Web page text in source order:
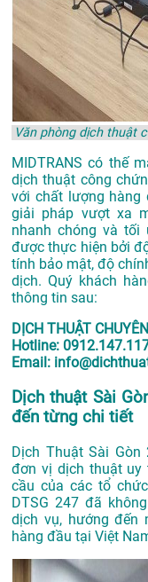
Văn phòng dịch thuật
MIDTRANS có thế
dịch thuật công
với chất lượng
giải pháp vượt xa
nhanh chóng và
được thực hiện bởi
tính bảo mật, độ
dịch. Quý khách
thông tin sau:
DỊCH THUẬT
Hotline:
Email:
Dịch thuật Sài
đến từng chi tiết
Dịch Thuật Sài
đơn vị dịch thuật uy
cầu của các tổ
DTSG 247 đã
dịch vụ, hướng đến
hàng đầu tại Việt